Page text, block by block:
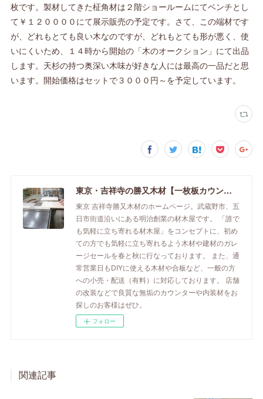
枚です。製材してきた柾角材は２階ショールームにてベンチとし
て￥１２００００にて展示販売の予定です。さて、この端材です
が、どれもとても良い木なのですが、どれもとても形が悪く、使
いにくいため、１４時から開始の「木のオークション」にて出品
します。天杉の持つ奥深い木味が好きな人には最高の一品だと思
います。開始価格はセットで３０００円～を予定しています。
東京・吉祥寺の勝又木材【一枚板カウンター】
東京 吉祥寺勝又木材のホームページ。武蔵野市、五
日市街道沿いにある明治創業の材木屋です。 「誰で
も気軽に立ち寄れる材木屋」をコンセプトに、初め
ての方でも気軽に立ち寄れるよう木材や建材のガレ
ージセールを春と秋に行なっております。 また、通
常営業日もDIYに使える木材や合板など、一般の方
への小売・配送（有料）に対応しております。 店舗
の改装などで良質な無垢のカウンターや内装材をお
探しのお客様はぜひ。
フォロー
関連記事